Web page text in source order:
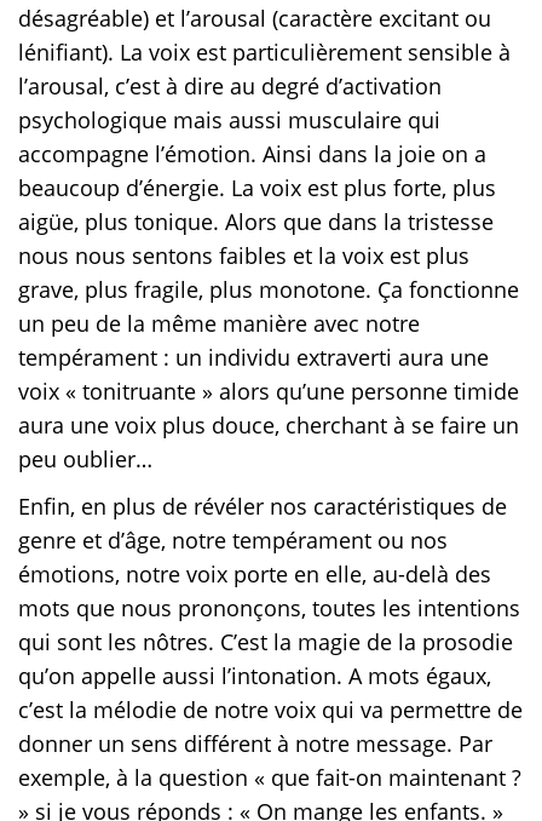
désagréable) et l’arousal (caractère excitant ou
lénifiant). La voix est particulièrement sensible à
l’arousal, c’est à dire au degré d’activation
psychologique mais aussi musculaire qui
accompagne l’émotion. Ainsi dans la joie on a
beaucoup d’énergie. La voix est plus forte, plus
aigüe, plus tonique. Alors que dans la tristesse
nous nous sentons faibles et la voix est plus
grave, plus fragile, plus monotone. Ça fonctionne
un peu de la même manière avec notre
tempérament : un individu extraverti aura une
voix « tonitruante » alors qu’une personne timide
aura une voix plus douce, cherchant à se faire un
peu oublier…
Enfin, en plus de révéler nos caractéristiques de
genre et d’âge, notre tempérament ou nos
émotions, notre voix porte en elle, au-delà des
mots que nous prononçons, toutes les intentions
qui sont les nôtres. C’est la magie de la prosodie
qu’on appelle aussi l’intonation. A mots égaux,
c’est la mélodie de notre voix qui va permettre de
donner un sens différent à notre message. Par
exemple, à la question « que fait-on maintenant ?
» si je vous réponds : « On mange les enfants. »